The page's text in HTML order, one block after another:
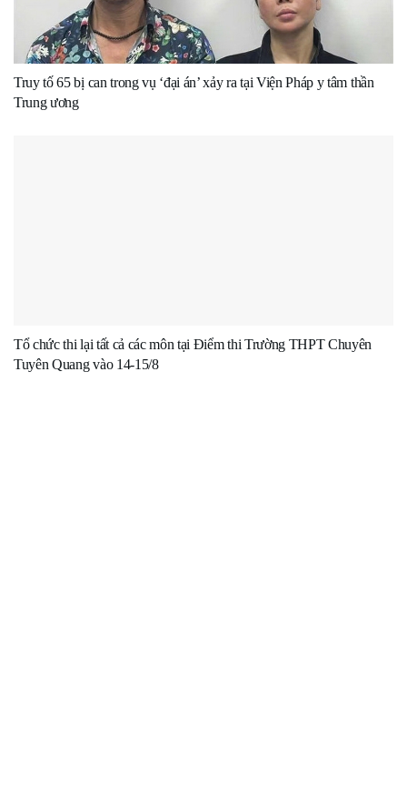
Truy tố 65 bị can trong vụ ‘đại án’ xảy ra tại Viện Pháp y tâm thần
Trung ương
Tổ chức thi lại tất cả các môn tại Điểm thi Trường THPT Chuyên
Tuyên Quang vào 14-15/8